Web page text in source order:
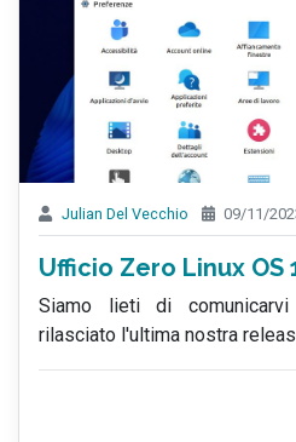
Julian Del Vecchio 09/11/
Ufficio Zero Linux OS
Siamo lieti di
rilasciato l'ultima nostra